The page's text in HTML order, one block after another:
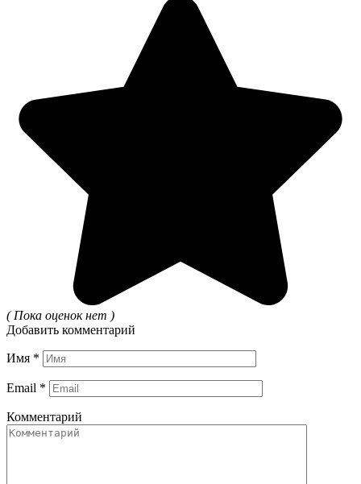
( Пока оценок нет )
Добавить комментарий
Имя *
Email *
Комментарий